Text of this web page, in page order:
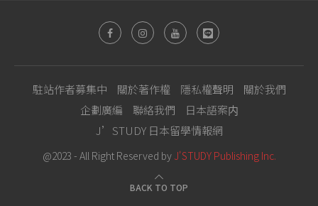
駐站作者募集中 關於著作權 隱私權聲明
關於我們
企劃廣編
聯絡我們
日本語案内
J’STUDY 日本留學情報網
@2023 - All Right Reserved by J'STUDY Publishing Inc.
BACK TO TOP